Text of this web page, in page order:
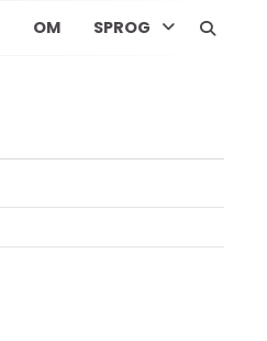
OM SPROG